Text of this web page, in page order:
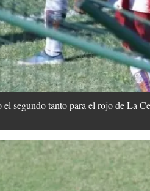
segundo tanto para el rojo de La